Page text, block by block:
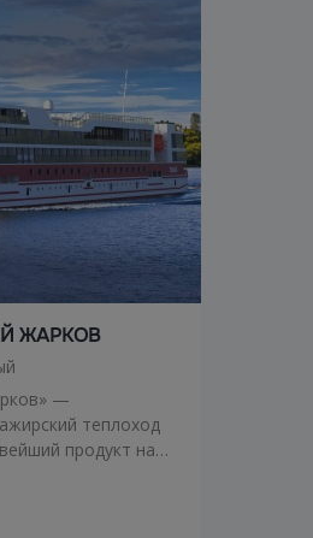
ЖАРКОВ
—
теплоход
продукт на
идеальное
современные